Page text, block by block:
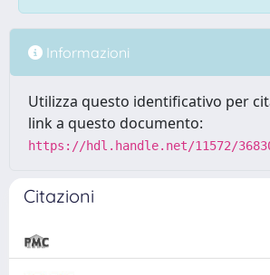
Informazioni
Utilizza questo identificativo per
link a questo documento:
https://hdl.handle.net/11572/
Citazioni